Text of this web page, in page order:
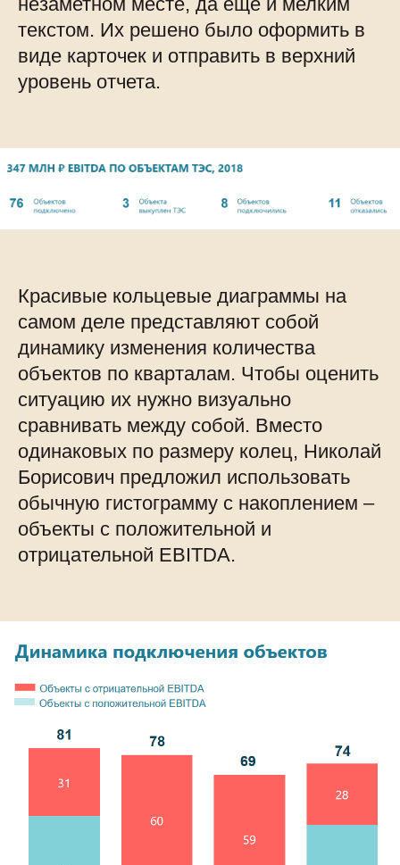
текстом. Их решено было оформить в
виде карточек и отправить в верхний
уровень отчета.
Красивые кольцевые диаграммы на
самом деле представляют собой
динамику изменения количества
объектов по кварталам. Чтобы оценить
ситуацию их нужно визуально
сравнивать между собой. Вместо
одинаковых по размеру колец, Николай
Борисович предложил использовать
обычную гистограмму с накоплением –
объекты с положительной и
отрицательной EBITDA.